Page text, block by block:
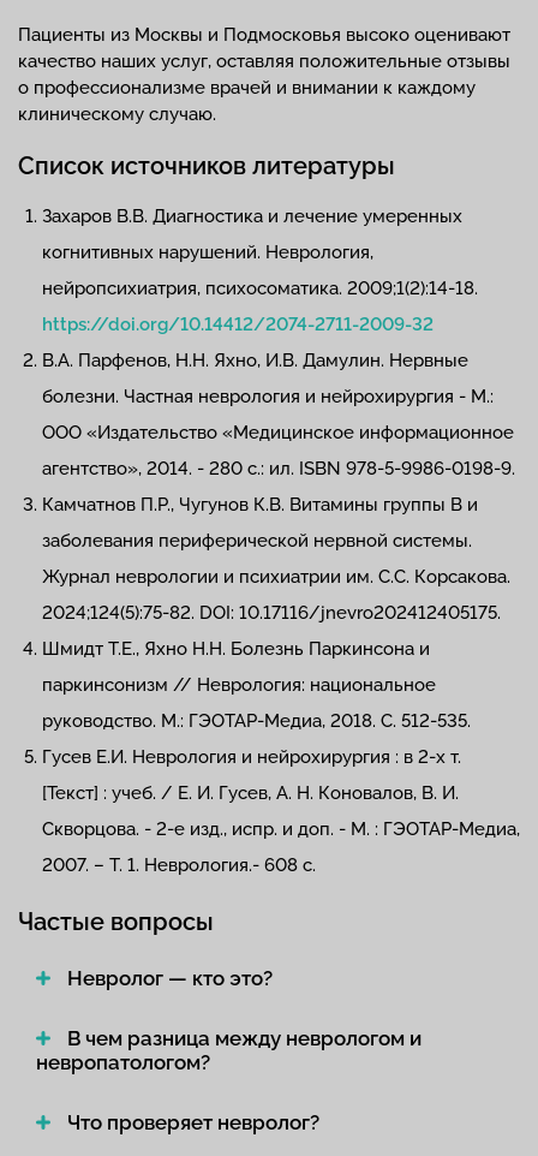
Пациенты из Москвы и Подмосковья высоко оценивают
качество наших услуг, оставляя положительные отзывы
о профессионализме врачей и внимании к каждому
клиническому случаю.
Список источников литературы
Захаров В.В. Диагностика и лечение умеренных
когнитивных нарушений. Неврология,
нейропсихиатрия, психосоматика. 2009;1(2):14-18.
https://doi.org/10.14412/2074-2711-2009-32
В.А. Парфенов, Н.Н. Яхно, И.В. Дамулин. Нервные
болезни. Частная неврология и нейрохирургия - М.:
ООО «Издательство «Медицинское информационное
агентство», 2014. - 280 с.: ил. ISBN 978-5-9986-0198-9.
Камчатнов П.Р., Чугунов К.В. Витамины группы B и
заболевания периферической нервной системы.
Журнал неврологии и психиатрии им. С.С. Корсакова.
2024;124(5):75-82. DOI: 10.17116/jnevro202412405175.
Шмидт Т.Е., Яхно Н.Н. Болезнь Паркинсона и
паркинсонизм // Неврология: национальное
руководство. М.: ГЭОТАР-Медиа, 2018. С. 512-535.
Гусев Е.И. Неврология и нейрохирургия : в 2-х т.
[Текст] : учеб. / Е. И. Гусев, А. Н. Коновалов, В. И.
Скворцова. - 2-е изд., испр. и доп. - М. : ГЭОТАР-Медиа,
2007. – Т. 1. Неврология.- 608 с.
Частые вопросы
Невролог — кто это?
В чем разница между неврологом и
невропатологом?
Что проверяет невролог?